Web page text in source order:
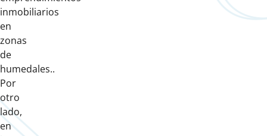
inmobiliarios
en
zonas
de
humedales..
Por
otro
lado,
en